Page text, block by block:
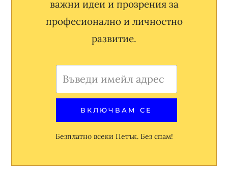
важни идеи и прозрения за
професионално и личностно
развитие.
Безплатно всеки Петък. Без спам!